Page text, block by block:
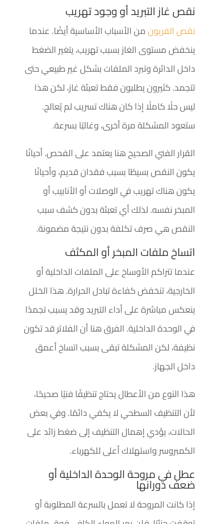
نقص غاز التبريد أو وجود تهريب
نقص الفريونمن الأسباب الأساسية أيضًا. عندما
ينخفض مستوى الغاز بسبب تهريب، يتغير الضغط
داخل الدائرة وتبرد الملفات بشكل غير طبيعي حتى
تتجمد. كثيرون يطلبون فقط تعبئة غاز، لكن هذا
ليس حلًا كاملًا إذا كان هناك تسريب لم يُعالج.
ستعود المشكلة مرة أخرى، وغالبًا بسرعة.
القرار الفني الصحيح هنا يعتمد على الفحص. أحيانًا
يكون النقص بسيطًا بسبب فقدان قديم، وأحيانًا
يكون هناك تهريب في الوصلات أو الأنابيب أو
المبخر نفسه. لذلك أي تعبئة بدون كشف سبب
النقص هي صرف تكلفة بدون نتيجة مضمونة.
اتساخ ملفات المبخر أو المكثف
عندما تتراكم الأوساخ على الملفات الداخلية أو
الخارجية، تنخفض كفاءة تبادل الحرارة. هذا الخلل
ينعكس مباشرة على أداء التبريد وقد يسبب تجمدًا
في الوحدة الداخلية. الفرق هنا أن الفلاتر قد تكون
نظيفة، لكن المشكلة تبقى بسبب اتساخ أعمق
داخل الجهاز.
هذا النوع من الأعطال يحتاج تنظيفًا فنيًا صحيحًا،
لأن التنظيف السطحي لا يكفي دائمًا. وفي بعض
الحالات، يؤدي إهمال التنظيف إلى ضغط زائد على
الكمبروسر واستهلاك أعلى للكهرباء.
عطل في مروحة الوحدة الداخلية أو
ضعف دورانها
إذا كانت المروحة لا تعمل بالسرعة المطلوبة أو